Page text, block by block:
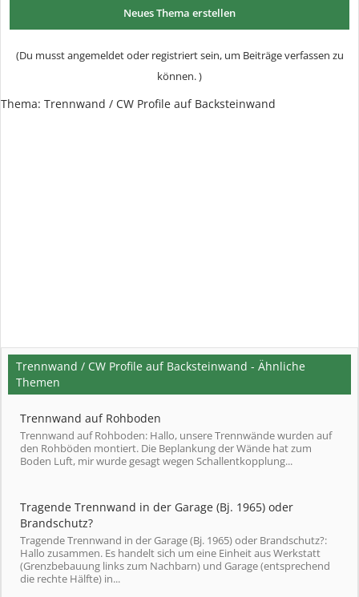
Neues Thema erstellen
(Du musst angemeldet oder registriert sein, um Beiträge verfassen zu
können. )
Thema: Trennwand / CW Profile auf Backsteinwand
Trennwand / CW Profile auf Backsteinwand - Ähnliche
Themen
Trennwand auf Rohboden
Trennwand auf Rohboden: Hallo, unsere Trennwände wurden auf
den Rohböden montiert. Die Beplankung der Wände hat zum
Boden Luft, mir wurde gesagt wegen Schallentkopplung...
Tragende Trennwand in der Garage (Bj. 1965) oder
Brandschutz?
Tragende Trennwand in der Garage (Bj. 1965) oder Brandschutz?:
Hallo zusammen. Es handelt sich um eine Einheit aus Werkstatt
(Grenzbebauung links zum Nachbarn) und Garage (entsprechend
die rechte Hälfte) in...